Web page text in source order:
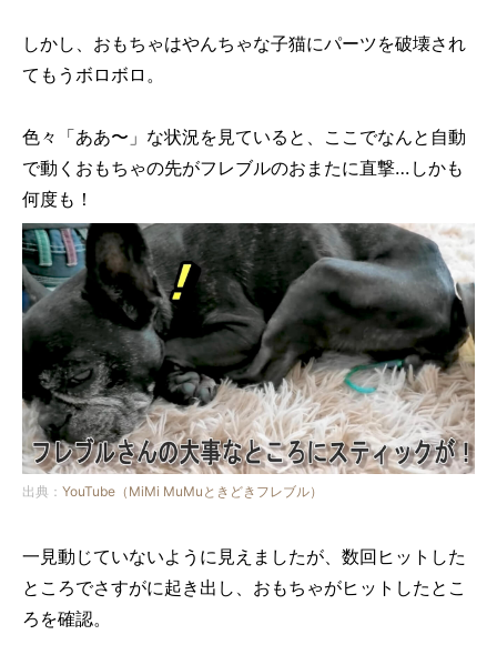
しかし、おもちゃはやんちゃな子猫にパーツを破壊され
てもうボロボロ。
色々「ああ〜」な状況を見ていると、ここでなんと自動
で動くおもちゃの先がフレブルのおまたに直撃…しかも
何度も！
出典： YouTube（MiMi MuMuときどきフレブル）
一見動じていないように見えましたが、数回ヒットした
ところでさすがに起き出し、おもちゃがヒットしたとこ
ろを確認。